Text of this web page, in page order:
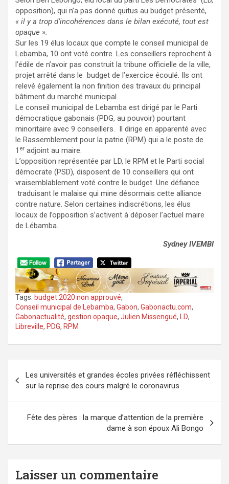
opposition), qui n’a pas donné quitus au budget présenté,
« il y a trop d’incohérences dans le bilan exécuté, tout est
opaque ».
Sur les 19 élus locaux que compte le conseil municipal de
Lebamba, 10 ont voté contre. Les conseillers reprochent à
l’édile de n’avoir pas construit la tribune officielle de la ville,
projet arrêté dans le budget de l’exercice écoulé. Ils ont
relevé également la non finition des travaux du principal
bâtiment du marché municipal.
Le conseil municipal de Lebamba est dirigé par le Parti
démocratique gabonais (PDG, au pouvoir) pourtant
minoritaire avec 9 conseillers. Il dirige en apparenté avec
le Rassemblement pour la patrie (RPM) qui a le poste de
1 er adjoint au maire.
L’opposition représentée par LD, le RPM et le Parti social
démocrate (PSD), disposent de 10 conseillers qui ont
vraisemblablement voté contre le budget. Une défiance
traduisant le malaise qui mine désormais cette alliance
contre nature. Selon certaines indiscrétions, les élus
locaux de l’opposition s’activent à déposer l’actuel maire
de Lébamba.
Sydney IVEMBI
Tags: budget 2020 non approuvé,
Conseil municipal de Lebamba, Gabon, Gabonactu.com,
Gabonactualité, gestion opaque, Julien Missengué, LD,
Libreville, PDG, RPM
de
l’article
Les universités et grandes écoles privées réfléchissent
sur la reprise des cours malgré le coronavirus
Fête des pères : la marque d’attention de la première
dame à son époux Ali Bongo
Laisser un commentaire